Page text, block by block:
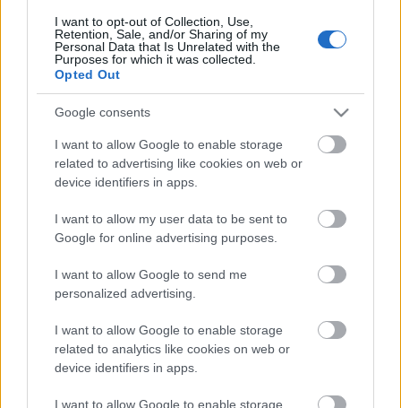
I want to opt-out of Collection, Use,
Retention, Sale, and/or Sharing of my
Personal Data that Is Unrelated with the
Purposes for which it was collected.
Opted Out
Google consents
I want to allow Google to enable storage
related to advertising like cookies on web or
device identifiers in apps.
I want to allow my user data to be sent to
Google for online advertising purposes.
I want to allow Google to send me
personalized advertising.
I want to allow Google to enable storage
related to analytics like cookies on web or
device identifiers in apps.
I want to allow Google to enable storage
a munkaterületet a Városliget átalakításához, azaz
kivágják a fákat. Egyre több tiltakozó van a
helyszínen. Civilek, a Legyen a liget a kertem, a
Civilzugló egyesület, a PM, az LMP képviselői és…